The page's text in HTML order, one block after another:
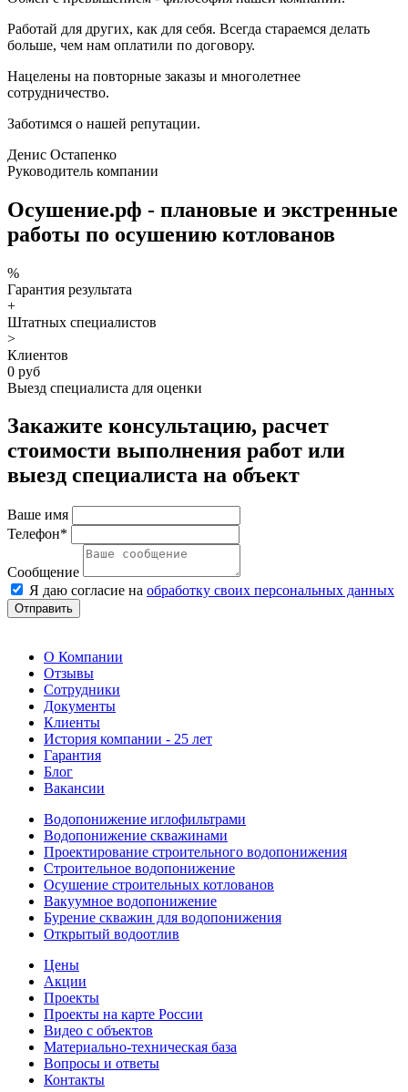
Работай для других, как для себя. Всегда стараемся делать
больше, чем нам оплатили по договору.
Нацелены на повторные заказы и многолетнее
сотрудничество.
Заботимся о нашей репутации.
Денис Остапенко
Руководитель компании
Осушение.рф - плановые и экстренные
работы по осушению котлованов
%
Гарантия результата
+
Штатных специалистов
>
Клиентов
0 руб
Выезд специалиста для оценки
Закажите консультацию, расчет
стоимости выполнения работ или
выезд специалиста на объект
Ваше имя
Телефон*
Сообщение
Я даю согласие на обработку своих персональных данных
Отправить
О Компании
Отзывы
Сотрудники
Документы
Клиенты
История компании - 25 лет
Гарантия
Блог
Вакансии
Водопонижение иглофильтрами
Водопонижение скважинами
Проектирование строительного водопонижения
Строительное водопонижение
Осушение строительных котлованов
Вакуумное водопонижение
Бурение скважин для водопонижения
Открытый водоотлив
Цены
Акции
Проекты
Проекты на карте России
Видео с объектов
Материально-техническая база
Вопросы и ответы
Контакты